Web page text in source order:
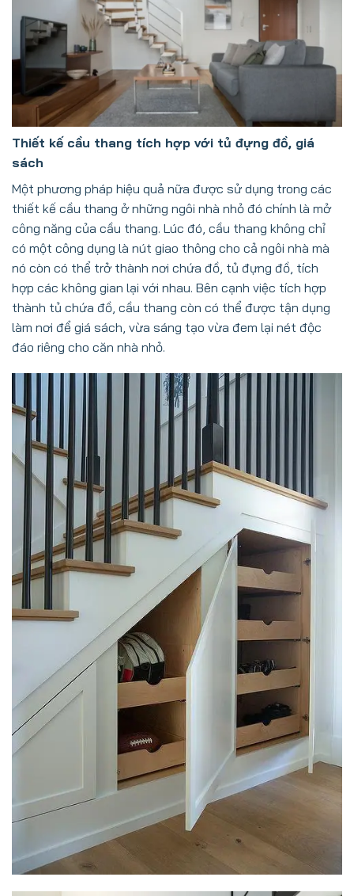
Thiết kế cầu thang tích hợp với tủ đựng đồ, giá
sách
Một phương pháp hiệu quả nữa được sử dụng trong các
thiết kế cầu thang ở những ngôi nhà nhỏ đó chính là mở
công năng của cầu thang. Lúc đó, cầu thang không chỉ
có một công dụng là nút giao thông cho cả ngôi nhà mà
nó còn có thể trở thành nơi chứa đồ, tủ đựng đồ, tích
hợp các không gian lại với nhau. Bên cạnh việc tích hợp
thành tủ chứa đồ, cầu thang còn có thể được tận dụng
làm nơi để giá sách, vừa sáng tạo vừa đem lại nét độc
đáo riêng cho căn nhà nhỏ.